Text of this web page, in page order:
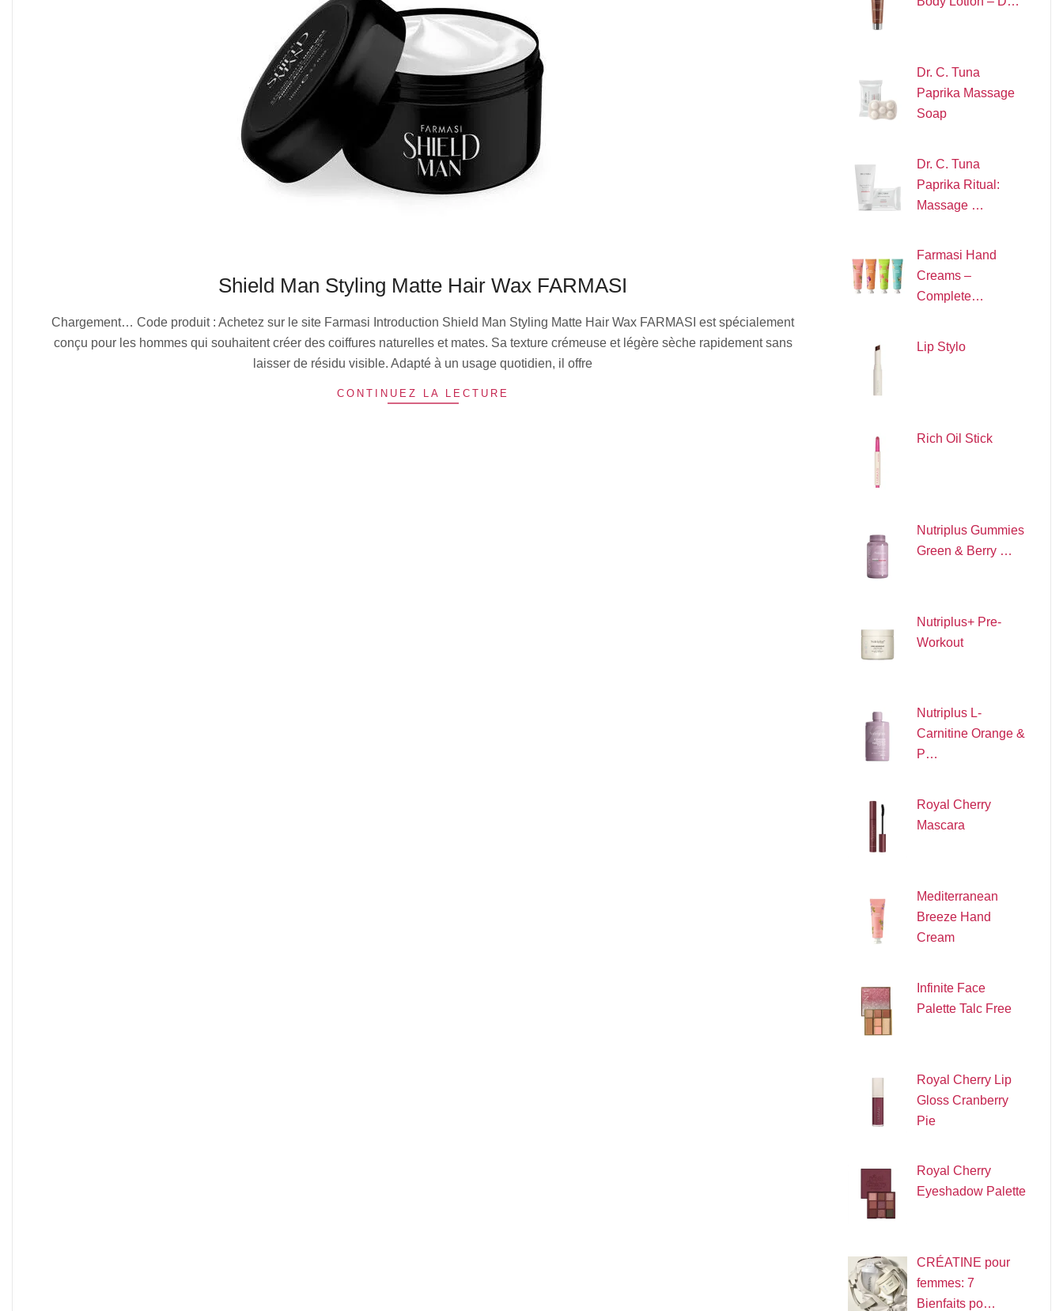
Shield Man Styling Matte Hair Wax FARMASI
07-
06
Chargement… Code produit : Achetez sur le site Farmasi Introduction Shield Man Styling Matte Hair Wax FARMASI est spécialement
conçu pour les hommes qui souhaitent créer des coiffures naturelles et mates. Sa texture crémeuse et légère sèche rapidement sans
laisser de résidu visible. Adapté à un usage quotidien, il offre
CONTINUEZ LA LECTURE
Dr. C. Tuna
Paprika Massage
Soap
Dr. C. Tuna
Paprika Ritual:
Massage …
Farmasi Hand
Creams –
Complete…
Lip Stylo
Rich Oil Stick
Nutriplus Gummies
Green & Berry …
Nutriplus+ Pre-
Workout
Nutriplus L-
Carnitine Orange &
P…
Royal Cherry
Mascara
Mediterranean
Breeze Hand
Cream
Infinite Face
Palette Talc Free
Royal Cherry Lip
Gloss Cranberry
Pie
Royal Cherry
Eyeshadow Palette
CRÉATINE pour
femmes: 7
Bienfaits po…